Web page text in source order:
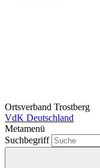
Ortsverband Trostberg
VdK Deutschland
Metamenü
Suchbegriff